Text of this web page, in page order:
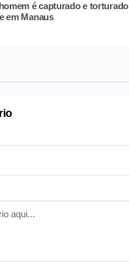
é capturado e torturado
em Manaus